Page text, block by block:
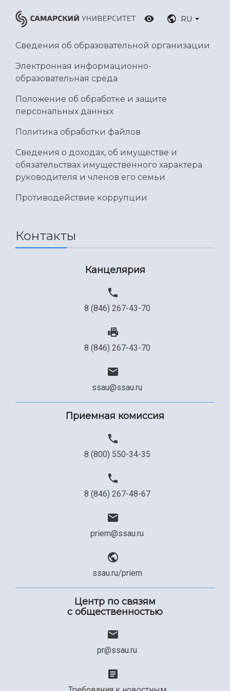
Умный дом бабочек
Международный межвузовский кампус
Сведения об образовательной организации
Официальные документы
RU
Сведения об образовательной организации
Электронная информационно-
образовательная среда
Положение об обработке и защите
персональных данных
Политика обработки файлов
Сведения о доходах, об имуществе и
обязательствах имущественного характера
руководителя и членов его семьи
Противодействие коррупции
Контакты
Канцелярия
8 (846) 267-43-70
8 (846) 267-43-70
ssau@ssau.ru
Приемная комиссия
8 (800) 550-34-35
8 (846) 267-48-67
priem@ssau.ru
ssau.ru/priem
Центр по связям
с общественностью
pr@ssau.ru